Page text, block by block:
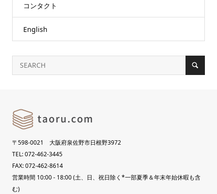
コンタクト
English
〒598-0021 大阪府泉佐野市日根野3972
TEL: 072-462-3445
FAX: 072-462-8614
営業時間 10:00 - 18:00 (土、日、祝日除く*一部夏季＆年末年始休暇も含
む)